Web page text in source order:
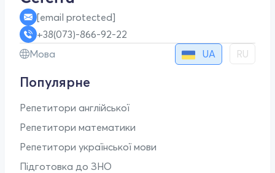
[email protected]
+38(073)-866-92-22
Мова
UA RU
Популярне
Репетитори англійської
Репетитори математики
Репетитори української мови
Підготовка до ЗНО